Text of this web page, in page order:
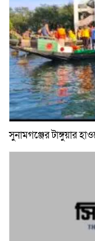
সুনামগঞ্জের টাঙ্গুয়ার